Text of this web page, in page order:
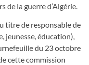
de la guerre d’Algérie.
titre de responsable de
jeunesse, éducation),
du 23 octobre
cette commission